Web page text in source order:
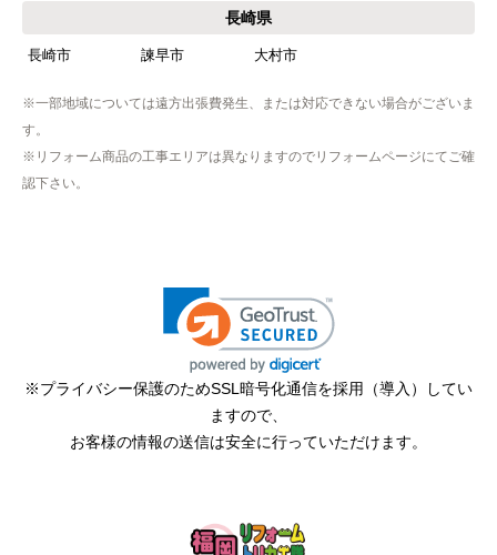
工事は土曜日に申し込んだが、
たので、仕事を1日休まなければならなかった。
予定の期日までに商品が届きましたか？
はい
商品の梱包は必要十分なものでしたか？
はい
長崎県
長崎市 諫早市 大村市
※一部地域については遠方出張費発生、または対応できない場合がございま
す。
※リフォーム商品の工事エリアは異なりますのでリフォームページにてご確
認下さい。
※プライバシー保護のためSSL暗号化通信を採用（導入）してい
ますので、
お客様の情報の送信は安全に行っていただけます。